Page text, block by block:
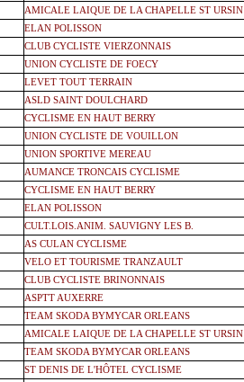
AMICALE LAIQUE DE LA CHAPELLE ST URSIN
ELAN POLISSON
CLUB CYCLISTE VIERZONNAIS
UNION CYCLISTE DE FOECY
LEVET TOUT TERRAIN
ASLD SAINT DOULCHARD
CYCLISME EN HAUT BERRY
UNION CYCLISTE DE VOUILLON
UNION SPORTIVE MEREAU
AUMANCE TRONCAIS CYCLISME
CYCLISME EN HAUT BERRY
ELAN POLISSON
CULT.LOIS.ANIM. SAUVIGNY LES B.
AS CULAN CYCLISME
VELO ET TOURISME TRANZAULT
CLUB CYCLISTE BRINONNAIS
ASPTT AUXERRE
TEAM SKODA BYMYCAR ORLEANS
AMICALE LAIQUE DE LA CHAPELLE ST URSIN
TEAM SKODA BYMYCAR ORLEANS
ST DENIS DE L'HÔTEL CYCLISME